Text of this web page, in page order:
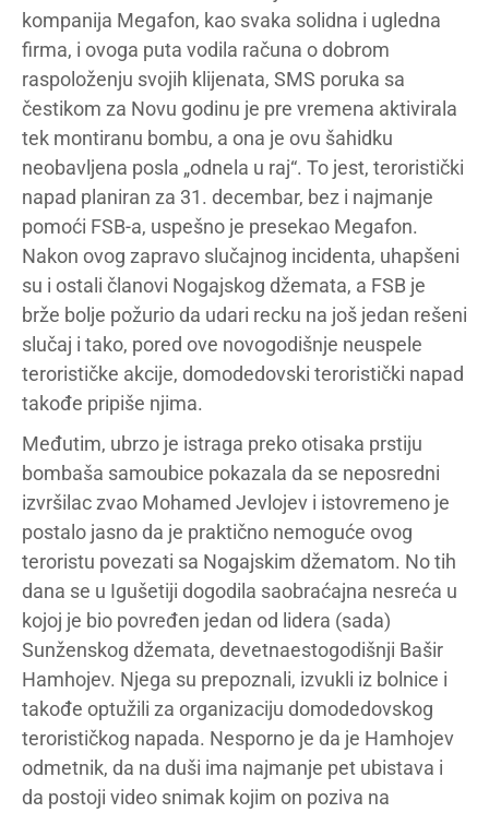
kompanija Megafon, kao svaka solidna i ugledna
firma, i ovoga puta vodila računa o dobrom
raspoloženju svojih klijenata, SMS poruka sa
čestikom za Novu godinu je pre vremena aktivirala
tek montiranu bombu, a ona je ovu šahidku
neobavljena posla „odnela u raj“. To jest, teroristički
napad planiran za 31. decembar, bez i najmanje
pomoći FSB-a, uspešno je presekao Megafon.
Nakon ovog zapravo slučajnog incidenta, uhapšeni
su i ostali članovi Nogajskog džemata, a FSB je
brže bolje požurio da udari recku na još jedan rešeni
slučaj i tako, pored ove novogodišnje neuspele
terorističke akcije, domodedovski teroristički napad
takođe pripiše njima.
Međutim, ubrzo je istraga preko otisaka prstiju
bombaša samoubice pokazala da se neposredni
izvršilac zvao Mohamed Jevlojev i istovremeno je
postalo jasno da je praktično nemoguće ovog
teroristu povezati sa Nogajskim džematom. No tih
dana se u Igušetiji dogodila saobraćajna nesreća u
kojoj je bio povređen jedan od lidera (sada)
Sunženskog džemata, devetnaestogodišnji Bašir
Hamhojev. Njega su prepoznali, izvukli iz bolnice i
takođe optužili za organizaciju domodedovskog
terorističkog napada. Nesporno je da je Hamhojev
odmetnik, da na duši ima najmanje pet ubistava i
da postoji video snimak kojim on poziva na